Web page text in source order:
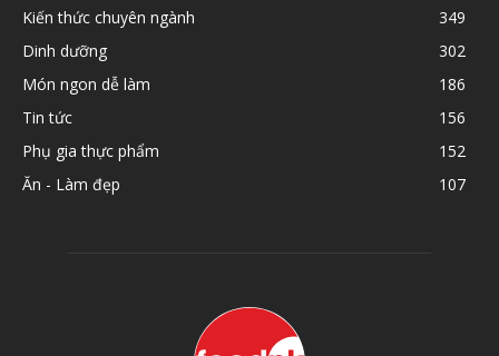
Kiến thức chuyên ngành
349
Dinh dưỡng
302
Món ngon dễ làm
186
Tin tức
156
Phụ gia thực phẩm
152
Ăn - Làm đẹp
107